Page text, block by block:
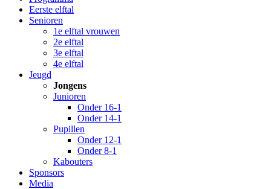
Eerste elftal
Senioren
1e elftal vrouwen
2e elftal
3e elftal
4e elftal
Jeugd
Jongens
Junioren
Onder 16-1
Onder 14-1
Pupillen
Onder 12-1
Onder 8-1
Kabouters
Sponsors
Media